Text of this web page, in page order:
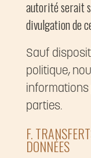
autorité serait
divulgation de
Sauf
politique,
informations
parties.
F.
DONNÉES